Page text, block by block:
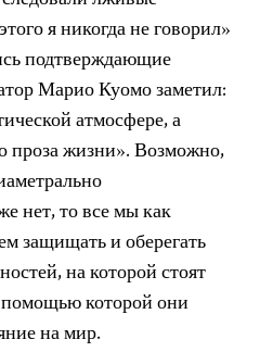
я никогда не говорил»
подтверждающие
Марио Куомо заметил:
атмосфере, а
проза жизни». Возможно,
нет, то все мы как
защищать и оберегать
на которой стоят
которой они
на мир.